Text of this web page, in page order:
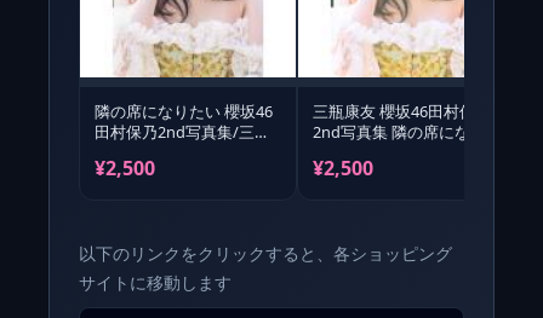
隣の席になりたい 櫻坂46
田村保乃2nd写真集/三瓶
¥2,500
三瓶康友 櫻坂46田村保乃
2nd写真集 隣の席になり
¥2,500
以下のリンクをクリックすると、各ショッピング
サイトに移動します